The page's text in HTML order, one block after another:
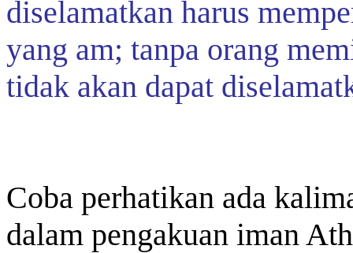
diselamatkan harus
yang am; tanpa orang
tidak akan dapat
Coba perhatikan ada
dalam pengakuan iman